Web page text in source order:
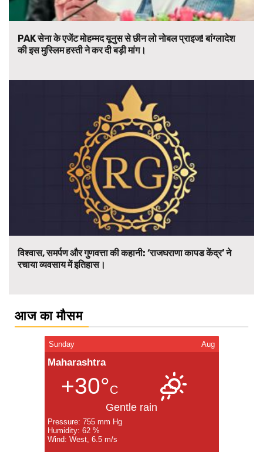
PAK सेना के एजेंट मोहम्मद यूनुस से छीन लो नोबल प्राइज! बांग्लादेश
की इस मुस्लिम हस्ती ने कर दी बड़ी मांग।
विश्वास, समर्पण और गुणवत्ता की कहानी: ‘राजघराणा कापड केंद्र’ ने
रचाया व्यवसाय में इतिहास।
आज का मौसम
Sunday Aug
Maharashtra
+30°C
Gentle rain
Pressure: 755 mm Hg
Humidity: 62 %
Wind: West, 6.5 m/s